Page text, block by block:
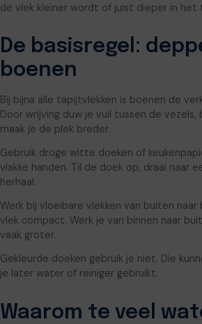
de vlek kleiner wordt of juist dieper in
De basisregel:
boenen
Bij bijna alle tapijtvlekken is boenen de
Door wrijving duw je vuil tussen de
maak je de plek breder.
Gebruik droge witte doeken of
vlakke handen. Til de doek op, draai naar
herhaal.
Werk bij vloeibare vlekken van buiten naar
vlek compact. Werk je van binnen naar
vaak groter.
Gekleurde doeken gebruik je niet. Die
je later water of reiniger gebruikt.
Waarom te veel